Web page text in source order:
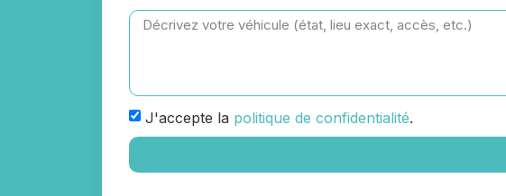
J'accepte la politique de confidentialité.